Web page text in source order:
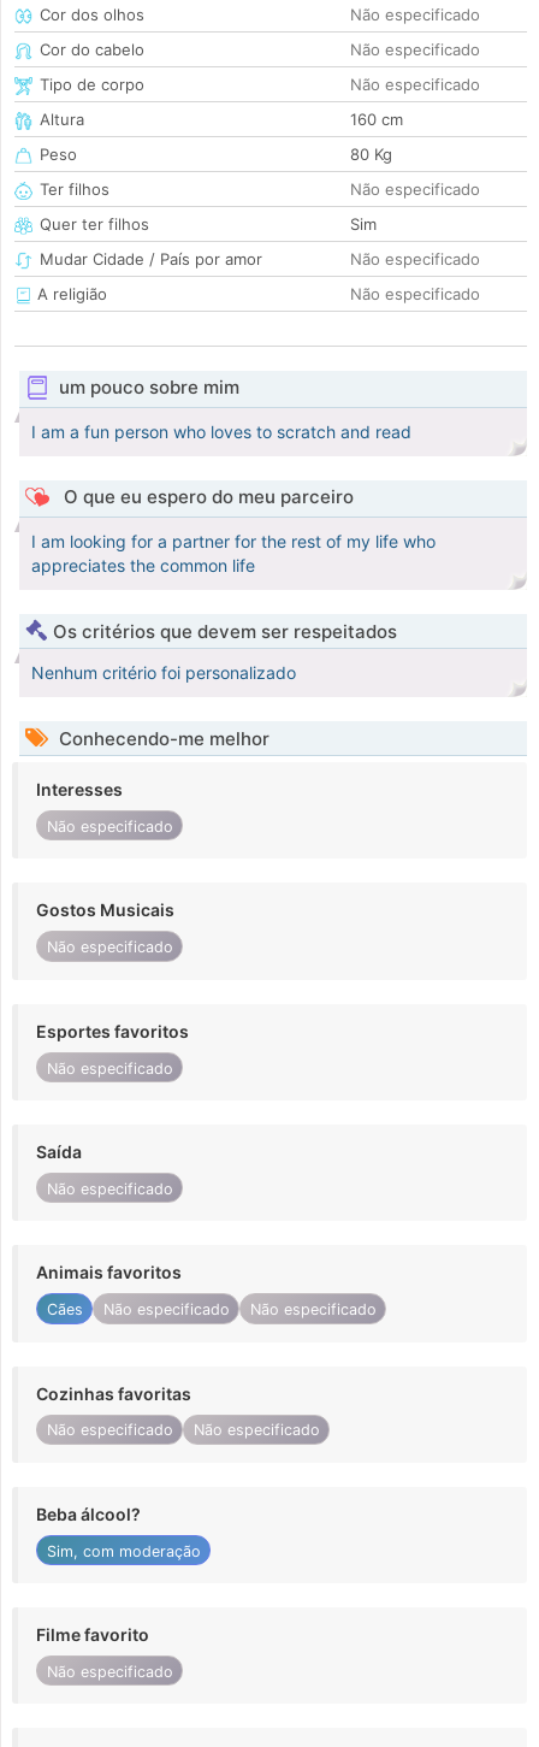
Cor dos olhos
Não especificado
Cor do cabelo
Não especificado
Tipo de corpo
Não especificado
Altura
160 cm
Peso
80 Kg
Ter filhos
Não especificado
Quer ter filhos
Sim
Mudar Cidade / País por amor
Não especificado
A religião
Não especificado
um pouco sobre mim
I am a fun person who loves to scratch and read
O que eu espero do meu parceiro
I am looking for a partner for the rest of my life who
appreciates the common life
Os critérios que devem ser respeitados
Nenhum critério foi personalizado
Conhecendo-me melhor
Interesses
Não especificado
Gostos Musicais
Não especificado
Esportes favoritos
Não especificado
Saída
Não especificado
Animais favoritos
Cães Não especificado Não especificado
Cozinhas favoritas
Não especificado Não especificado
Beba álcool?
Sim, com moderação
Filme favorito
Não especificado